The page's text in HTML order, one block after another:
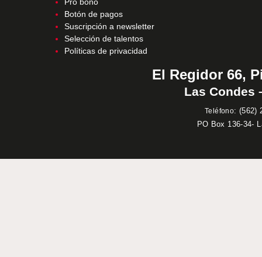
Pro bono
Botón de pagos
Suscripción a newsletter
Selección de talentos
Políticas de privacidad
El Regidor 66,
Las Condes
Teléfono: (562)
PO Box 136-34-